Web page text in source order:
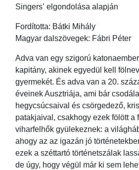
Singers’ elgondolása alapján
Fordította: Bátki Mihály
Magyar dalszövegek: Fábri Péter
Adva van egy szigorú
kapitány, akinek egyedül kell
gyermekét. És adva van a 20.
éveinek Ausztriája, ami bár
hegycsúcsaival és csörgedező,
patakjaival, csakhogy ezek fölött a
viharfelhők gyülekeznek: a
ahogy az az igazán jó
ezek a széttartó történetszálak
de úgy, hogy végül már ki sem